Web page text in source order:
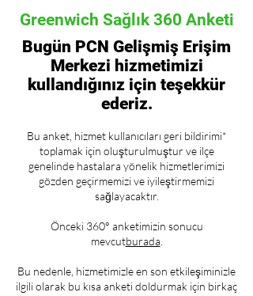
Greenwich Sağlık 360 Anketi
Bugün PCN Gelişmiş Erişim
Merkezi hizmetimizi
kullandığınız için teşekkür
ederiz.
Bu anket, hizmet kullanıcıları geri bildirimi*
toplamak için oluşturulmuştur ve ilçe
genelinde hastalara yönelik hizmetlerimizi
gözden geçirmemizi ve iyileştirmemizi
sağlayacaktır.
Önceki 360° anketimizin sonucu
mevcutburada
Bu nedenle, hizmetimizle en son etkileşiminizle
ilgili olarak bu kısa anketi doldurmak için birkaç